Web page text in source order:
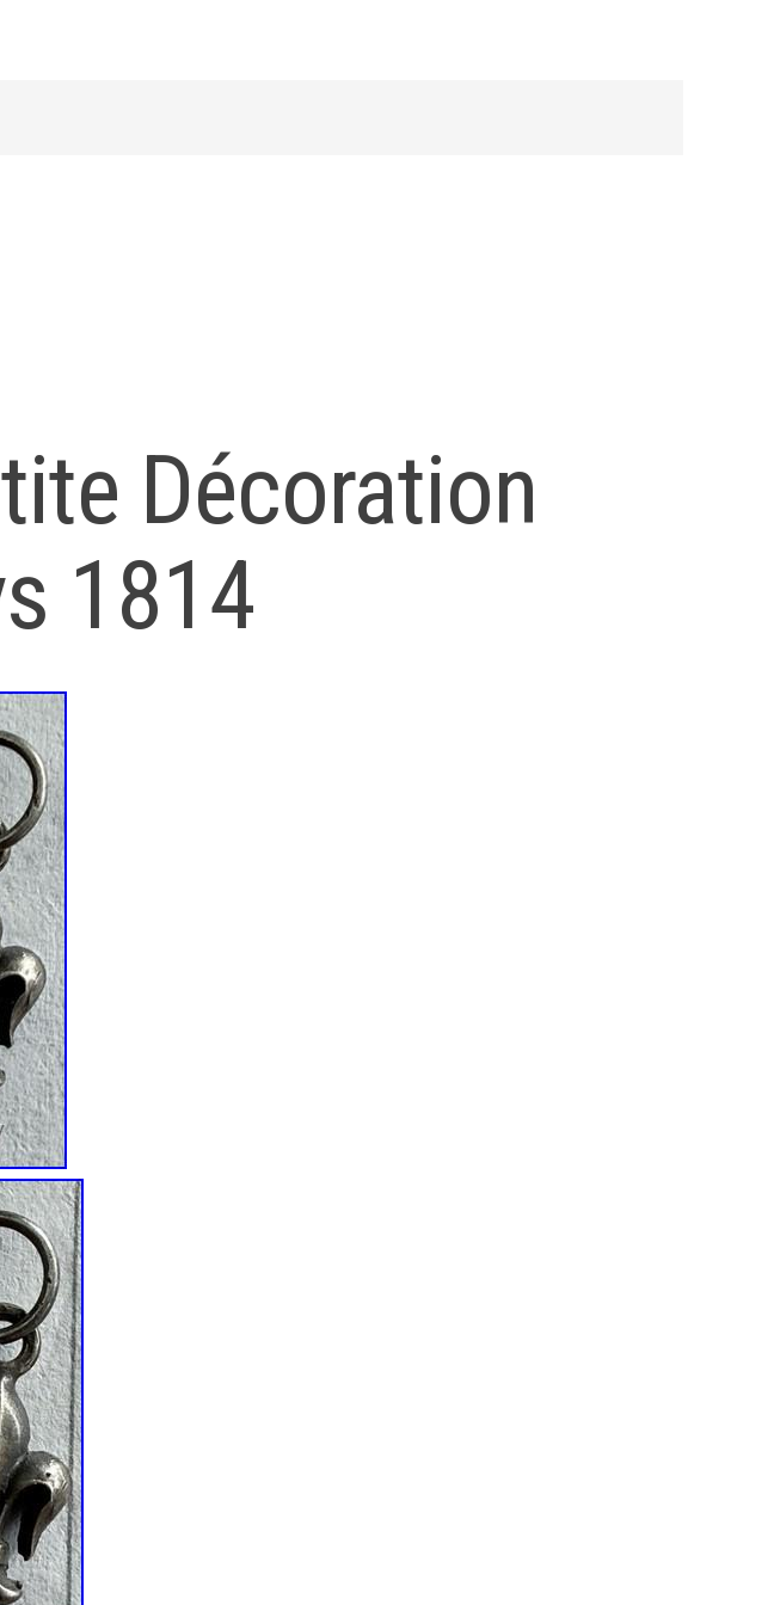
Décoration
1814